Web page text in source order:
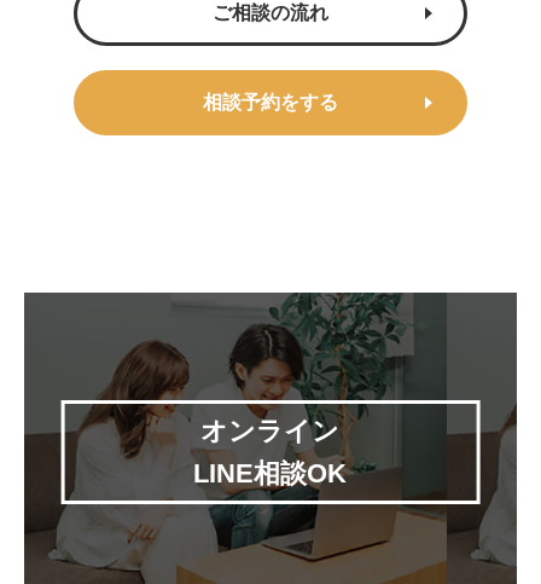
ご相談の流れ
相談予約をする
オンライン
LINE相談OK